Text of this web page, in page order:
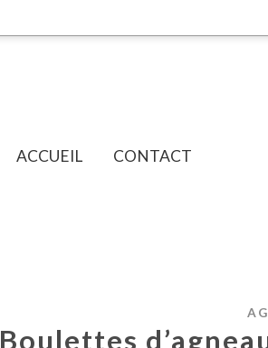
ACCUEIL CONTACT
Boulettes